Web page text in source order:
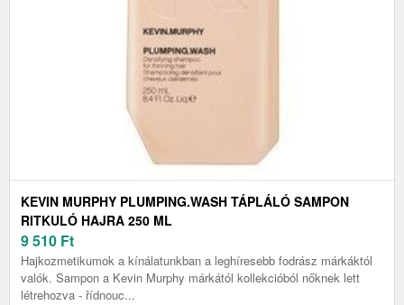
KEVIN MURPHY PLUMPING.WASH TÁPLÁLÓ SAMPON
RITKULÓ HAJRA 250 ML
9 510 Ft
Hajkozmetikumok a kínálatunkban a leghíresebb fodrász márkáktól
valók. Sampon a Kevin Murphy márkától kollekcióból nőknek lett
létrehozva - řídnouc...